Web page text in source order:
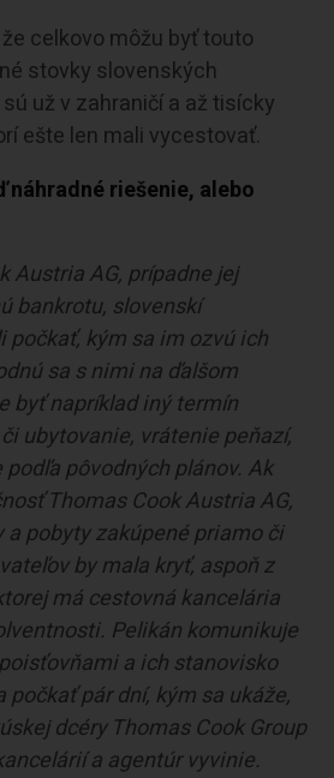
celkovo môžu byť touto
stovky slovenských
už v zahraničí a až tisícky
ešte len mali vycestovať.
náhradné riešenie, alebo
Austria AG, prípadne jej
bankrotu, slovenskí
počkať, kým sa im ozvú ich
sa s nimi na ďalšom
byť napríklad iný termín
ubytovanie, vrátenie peňazí,
pôvodných plánov. Ak
Thomas Cook Austria AG,
a pobyty zakúpené priamo či
by mala kryť, aspoň z
má cestovná kancelária
Pelikán komunikuje
a ich stanovisko
pár dní, kým sa ukáže,
dcéry Thomas Cook Group
a agentúr vyvinie.